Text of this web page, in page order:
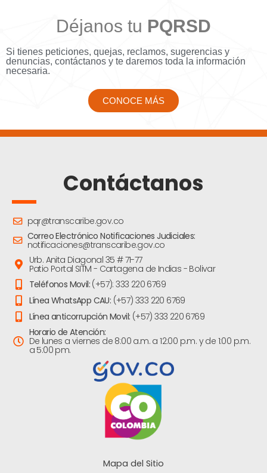
Déjanos tu PQRSD
Si tienes peticiones, quejas, reclamos, sugerencias y
denuncias, contáctanos y te daremos toda la información
necesaria.
CONOCE MÁS
Contáctanos
pqr@transcaribe.gov.co
Correo Electrónico Notificaciones Judiciales:
notificaciones@transcaribe.gov.co
Urb. Anita Diagonal 35 # 71-77
Patio Portal SITM - Cartagena de Indias - Bolivar
Teléfonos Movil: (+57): 333 220 6769
Línea WhatsApp CAU: (+57) 333 220 6769
Línea anticorrupción Movil: (+57) 333 220 6769
Horario de Atención:
De lunes a viernes de 8:00 a.m. a 12:00 p.m. y de 1:00 p.m.
a 5:00 pm.
Mapa del Sitio